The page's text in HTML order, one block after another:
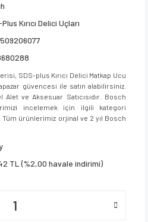
Kırıcı Delici Uçları
SDS-plus Kırıcı Delici Matkap Ucu
güvencesi ile satın alabilirsiniz.
ve Aksesuar Satıcısıdır. Bosch
incelemek için ilgili kategori
Tüm ürünlerimiz orjinal ve 2 yıl Bosch
TL (%2,00 havale indirimi)